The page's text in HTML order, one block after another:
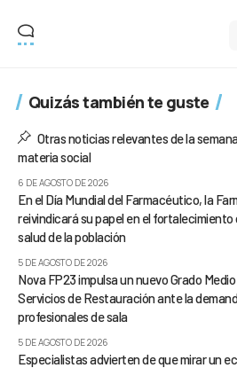
Quizás también te guste
Otras noticias relevantes de la
materia social
6 DE AGOSTO DE 2026
En el Día Mundial del Farmacéutico, la
reivindicará su papel en el fortalecimiento
salud de la población
5 DE AGOSTO DE 2026
Nova FP23 impulsa un nuevo Grado
Servicios de Restauración ante la
profesionales de sala
5 DE AGOSTO DE 2026
Especialistas advierten de que mirar un